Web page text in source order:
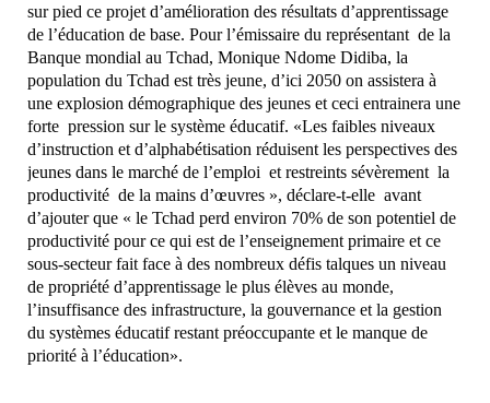
sur pied ce projet d’amélioration des résultats d’apprentissage
de l’éducation de base. Pour l’émissaire du représentant de la
Banque mondial au Tchad, Monique Ndome Didiba, la
population du Tchad est très jeune, d’ici 2050 on assistera à
une explosion démographique des jeunes et ceci entrainera une
forte pression sur le système éducatif. «Les faibles niveaux
d’instruction et d’alphabétisation réduisent les perspectives des
jeunes dans le marché de l’emploi et restreints sévèrement la
productivité de la mains d’œuvres », déclare-t-elle avant
d’ajouter que « le Tchad perd environ 70% de son potentiel de
productivité pour ce qui est de l’enseignement primaire et ce
sous-secteur fait face à des nombreux défis talques un niveau
de propriété d’apprentissage le plus élèves au monde,
l’insuffisance des infrastructure, la gouvernance et la gestion
du systèmes éducatif restant préoccupante et le manque de
priorité à l’éducation».